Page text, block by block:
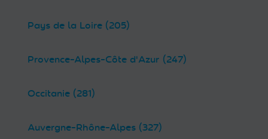
Pays de la Loire (205)
Provence-Alpes-Côte d'Azur (247)
Occitanie (281)
Auvergne-Rhône-Alpes (327)